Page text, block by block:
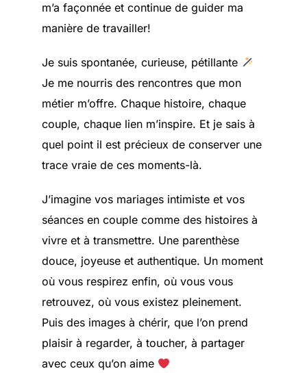
m’a façonnée et continue de guider ma
manière de travailler!
Je suis spontanée, curieuse, pétillante
Je me nourris des rencontres que mon
métier m’offre. Chaque histoire, chaque
couple, chaque lien m’inspire. Et je sais à
quel point il est précieux de conserver une
trace vraie de ces moments-là.
J’imagine vos mariages intimiste et vos
séances en couple comme des histoires à
vivre et à transmettre. Une parenthèse
douce, joyeuse et authentique. Un moment
où vous respirez enfin, où vous vous
retrouvez, où vous existez pleinement.
Puis des images à chérir, que l’on prend
plaisir à regarder, à toucher, à partager
avec ceux qu’on aime